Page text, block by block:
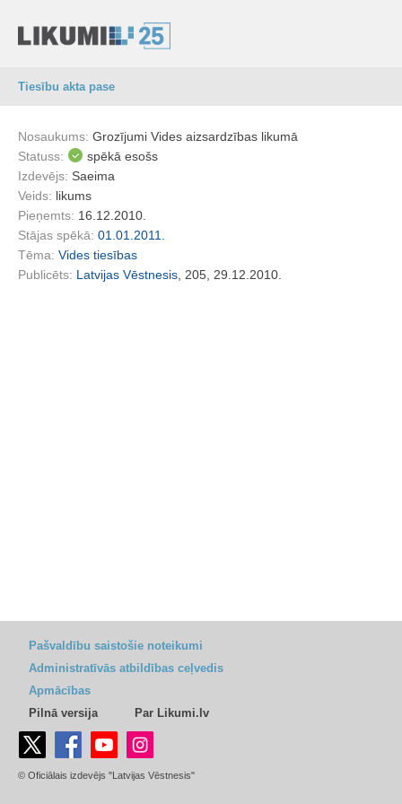
Tiesību akta pase
Nosaukums: Grozījumi Vides aizsardzības likumā
Statuss:
spēkā esošs
Izdevējs: Saeima
Veids: likums
Pieņemts: 16.12.2010.
Stājas spēkā: 01.01.2011.
Tēma: Vides tiesības
Publicēts: Latvijas Vēstnesis , 205, 29.12.2010.
Pašvaldību saistošie noteikumi
Administratīvās atbildības ceļvedis
Apmācības
Pilnā versija
Par Likumi.lv
© Oficiālais izdevējs "Latvijas Vēstnesis"